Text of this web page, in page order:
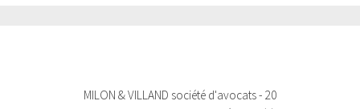
MILON & VILLAND société d'avocats - 20